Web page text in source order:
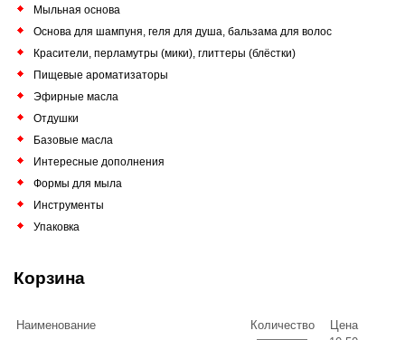
Мыльная основа
Основа для шампуня, геля для душа, бальзама для волос
Красители, перламутры (мики), глиттеры (блёстки)
Пищевые ароматизаторы
Эфирные масла
Отдушки
Базовые масла
Интересные дополнения
Формы для мыла
Инструменты
Упаковка
Корзина
Наименование Количество
Цена